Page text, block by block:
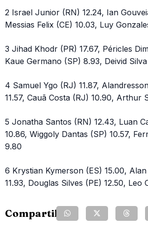
2 Israel Junior (RN) 12.24, Ian
Messias Felix (CE) 10.03, Luy
3 Jihad Khodr (PR) 17.67, Péricles
Kaue Germano (SP) 8.93, Deivid
4 Samuel Ygo (RJ) 11.87,
11.57, Cauã Costa (RJ) 10.90, Arthur
5 Jonatha Santos (RN) 12.43, Luan
10.86, Wiggoly Dantas (SP) 10.57,
9.80
6 Krystian Kymerson (ES) 15.00,
11.93, Douglas Silves (PE) 12.50, Leo
Compartilhe: